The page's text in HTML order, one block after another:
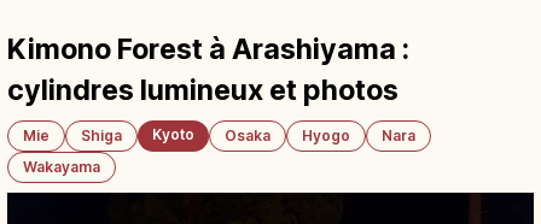
Kimono Forest à Arashiyama :
cylindres lumineux et photos
Mie Shiga Kyoto Osaka Hyogo
Nara
Wakayama